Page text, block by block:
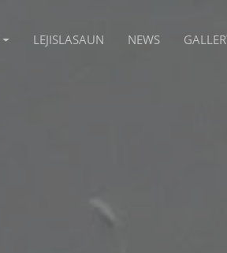
LEJISLASAUN NEWS